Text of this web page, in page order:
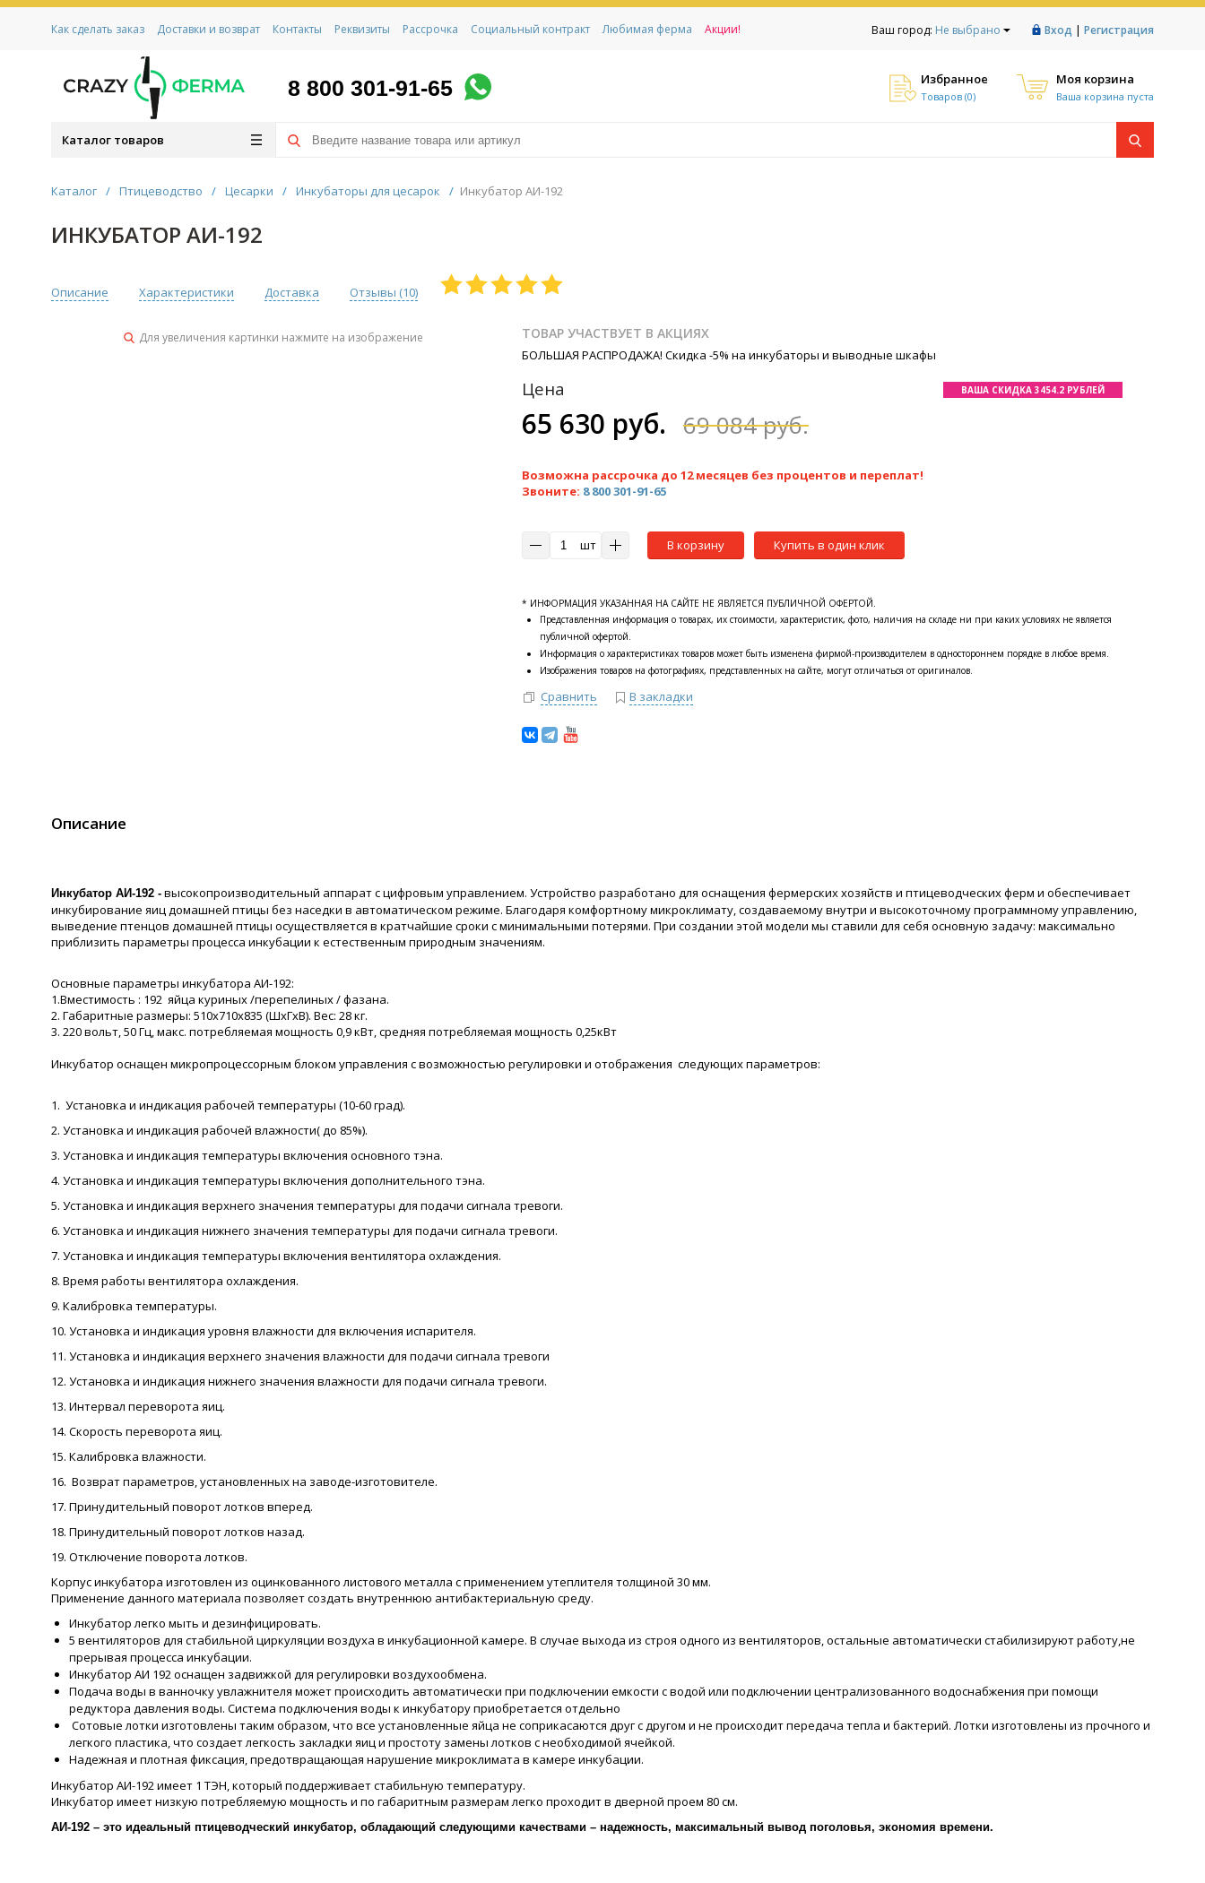
Ваш город: Не выбрано Вход | Регистрация
Как сделать заказ Доставки и возврат Контакты Реквизиты Рассрочка Социальный контракт Любимая ферма Акции!
8 800 301-91-65 Избранное
Товаров (0)
Моя корзина
Ваша корзина пуста
Каталог товаров
Каталог / Птицеводство / Цесарки / Инкубаторы для цесарок / Инкубатор АИ-192
ИНКУБАТОР АИ-192
Описание Характеристики Доставка Отзывы (10)
Для увеличения картинки нажмите на изображение ТОВАР УЧАСТВУЕТ В АКЦИЯХ
БОЛЬШАЯ РАСПРОДАЖА! Скидка -5% на инкубаторы и выводные шкафы
Цена
65 630 руб. 69 084 руб.
ВАША СКИДКА 3454.2 РУБЛЕЙ
Возможна рассрочка до 12 месяцев без процентов и переплат!
Звоните: 8 800 301-91-65
шт В корзину Купить в один клик
* ИНФОРМАЦИЯ УКАЗАННАЯ НА САЙТЕ НЕ ЯВЛЯЕТСЯ ПУБЛИЧНОЙ ОФЕРТОЙ.
Представленная информация о товарах, их стоимости, характеристик, фото, наличия на складе ни при каких условиях не является
публичной офертой.
Информация о характеристиках товаров может быть изменена фирмой-производителем в одностороннем порядке в любое время.
Изображения товаров на фотографиях, представленных на сайте, могут отличаться от оригиналов.
Сравнить В закладки
Описание
Инкубатор АИ-192 - высокопроизводительный аппарат с цифровым управлением. Устройство разработано для оснащения фермерских хозяйств и птицеводческих ферм и обеспечивает
инкубирование яиц домашней птицы без наседки в автоматическом режиме. Благодаря комфортному микроклимату, создаваемому внутри и высокоточному программному управлению,
выведение птенцов домашней птицы осуществляется в кратчайшие сроки с минимальными потерями. При создании этой модели мы ставили для себя основную задачу: максимально
приблизить параметры процесса инкубации к естественным природным значениям.
Основные параметры инкубатора АИ-192:
1.Вместимость : 192 яйца куриных /перепелиных / фазана.
2. Габаритные размеры: 510х710х835 (ШхГхВ). Вес: 28 кг.
3. 220 вольт, 50 Гц, макс. потребляемая мощность 0,9 кВт, средняя потребляемая мощность 0,25кВт
Инкубатор оснащен микропроцессорным блоком управления с возможностью регулировки и отображения следующих параметров:
1. Установка и индикация рабочей температуры (10-60 град).
2. Установка и индикация рабочей влажности( до 85%).
3. Установка и индикация температуры включения основного тэна.
4. Установка и индикация температуры включения дополнительного тэна.
5. Установка и индикация верхнего значения температуры для подачи сигнала тревоги.
6. Установка и индикация нижнего значения температуры для подачи сигнала тревоги.
7. Установка и индикация температуры включения вентилятора охлаждения.
8. Время работы вентилятора охлаждения.
9. Калибровка температуры.
10. Установка и индикация уровня влажности для включения испарителя.
11. Установка и индикация верхнего значения влажности для подачи сигнала тревоги
12. Установка и индикация нижнего значения влажности для подачи сигнала тревоги.
13. Интервал переворота яиц.
14. Скорость переворота яиц.
15. Калибровка влажности.
16. Возврат параметров, установленных на заводе-изготовителе.
17. Принудительный поворот лотков вперед.
18. Принудительный поворот лотков назад.
19. Отключение поворота лотков.
Корпус инкубатора изготовлен из оцинкованного листового металла с применением утеплителя толщиной 30 мм.
Применение данного материала позволяет создать внутреннюю антибактериальную среду.
Инкубатор легко мыть и дезинфицировать.
5 вентиляторов для стабильной циркуляции воздуха в инкубационной камере. В случае выхода из строя одного из вентиляторов, остальные автоматически стабилизируют работу,не
прерывая процесса инкубации.
Инкубатор АИ 192 оснащен задвижкой для регулировки воздухообмена.
Подача воды в ванночку увлажнителя может происходить автоматически при подключении емкости с водой или подключении централизованного водоснабжения при помощи
редуктора давления воды. Система подключения воды к инкубатору приобретается отдельно
Сотовые лотки изготовлены таким образом, что все установленные яйца не соприкасаются друг с другом и не происходит передача тепла и бактерий. Лотки изготовлены из прочного и
легкого пластика, что создает легкость закладки яиц и простоту замены лотков с необходимой ячейкой.
Надежная и плотная фиксация, предотвращающая нарушение микроклимата в камере инкубации.
Инкубатор АИ-192 имеет 1 ТЭН, который поддерживает стабильную температуру.
Инкубатор имеет низкую потребляемую мощность и по габаритным размерам легко проходит в дверной проем 80 см.
АИ-192 – это идеальный птицеводческий инкубатор, обладающий следующими качествами – надежность, максимальный вывод поголовья, экономия времени.